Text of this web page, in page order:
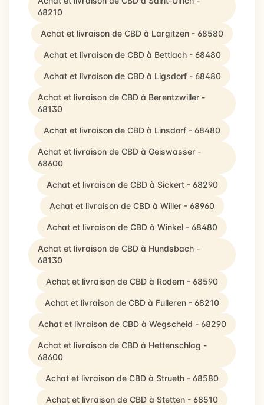
68210
Achat et livraison de CBD à Largitzen - 68580
Achat et livraison de CBD à Bettlach - 68480
Achat et livraison de CBD à Ligsdorf - 68480
Achat et livraison de CBD à Berentzwiller -
68130
Achat et livraison de CBD à Linsdorf - 68480
Achat et livraison de CBD à Geiswasser -
68600
Achat et livraison de CBD à Sickert - 68290
Achat et livraison de CBD à Willer - 68960
Achat et livraison de CBD à Winkel - 68480
Achat et livraison de CBD à Hundsbach -
68130
Achat et livraison de CBD à Rodern - 68590
Achat et livraison de CBD à Fulleren - 68210
Achat et livraison de CBD à Wegscheid - 68290
Achat et livraison de CBD à Hettenschlag -
68600
Achat et livraison de CBD à Strueth - 68580
Achat et livraison de CBD à Stetten - 68510